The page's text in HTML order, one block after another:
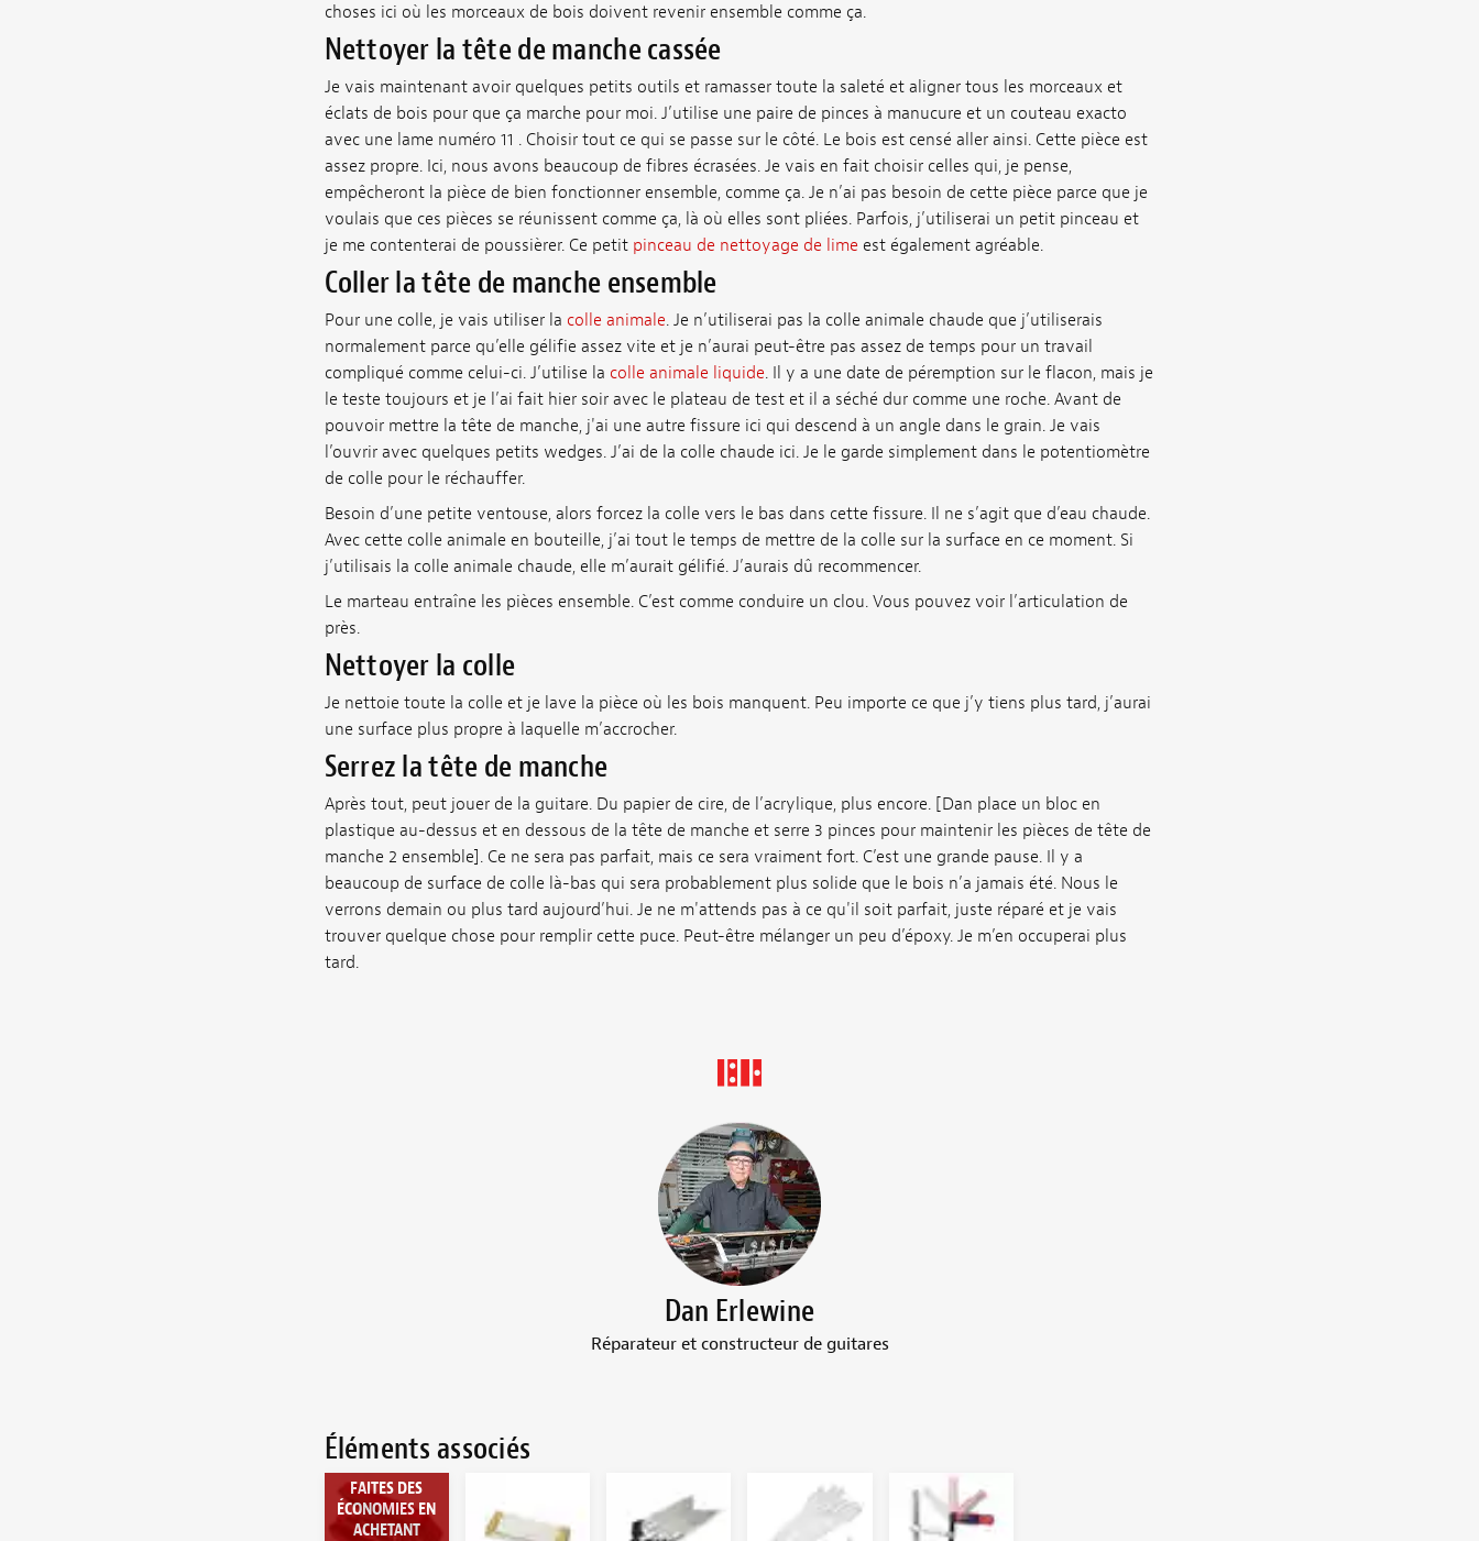
choses ici où les morceaux de bois doivent revenir ensemble comme ça.
Nettoyer la tête de manche cassée
Je vais maintenant avoir quelques petits outils et ramasser toute la saleté et aligner tous les morceaux et
éclats de bois pour que ça marche pour moi. J’utilise une paire de pinces à manucure et un couteau exacto
avec une lame numéro 11 . Choisir tout ce qui se passe sur le côté. Le bois est censé aller ainsi. Cette pièce est
assez propre. Ici, nous avons beaucoup de fibres écrasées. Je vais en fait choisir celles qui, je pense,
empêcheront la pièce de bien fonctionner ensemble, comme ça. Je n’ai pas besoin de cette pièce parce que je
voulais que ces pièces se réunissent comme ça, là où elles sont pliées. Parfois, j’utiliserai un petit pinceau et
je me contenterai de poussièrer. Ce petit pinceau de nettoyage de lime est également agréable.
Coller la tête de manche ensemble
Pour une colle, je vais utiliser la colle animale. Je n’utiliserai pas la colle animale chaude que j’utiliserais
normalement parce qu’elle gélifie assez vite et je n’aurai peut-être pas assez de temps pour un travail
compliqué comme celui-ci. J’utilise la colle animale liquide. Il y a une date de péremption sur le flacon, mais je
le teste toujours et je l’ai fait hier soir avec le plateau de test et il a séché dur comme une roche. Avant de
pouvoir mettre la tête de manche, j'ai une autre fissure ici qui descend à un angle dans le grain. Je vais
l’ouvrir avec quelques petits wedges. J’ai de la colle chaude ici. Je le garde simplement dans le potentiomètre
de colle pour le réchauffer.
Besoin d’une petite ventouse, alors forcez la colle vers le bas dans cette fissure. Il ne s’agit que d’eau chaude.
Avec cette colle animale en bouteille, j’ai tout le temps de mettre de la colle sur la surface en ce moment. Si
j’utilisais la colle animale chaude, elle m’aurait gélifié. J’aurais dû recommencer.
Le marteau entraîne les pièces ensemble. C’est comme conduire un clou. Vous pouvez voir l’articulation de
près.
Nettoyer la colle
Je nettoie toute la colle et je lave la pièce où les bois manquent. Peu importe ce que j’y tiens plus tard, j’aurai
une surface plus propre à laquelle m’accrocher.
Serrez la tête de manche
Après tout, peut jouer de la guitare. Du papier de cire, de l’acrylique, plus encore. [Dan place un bloc en
plastique au-dessus et en dessous de la tête de manche et serre 3 pinces pour maintenir les pièces de tête de
manche 2 ensemble]. Ce ne sera pas parfait, mais ce sera vraiment fort. C’est une grande pause. Il y a
beaucoup de surface de colle là-bas qui sera probablement plus solide que le bois n’a jamais été. Nous le
verrons demain ou plus tard aujourd’hui. Je ne m'attends pas à ce qu'il soit parfait, juste réparé et je vais
trouver quelque chose pour remplir cette puce. Peut-être mélanger un peu d’époxy. Je m’en occuperai plus
tard.
Dan Erlewine
Réparateur et constructeur de guitares
Éléments associés
FAITES DES
ÉCONOMIES EN
ACHETANT